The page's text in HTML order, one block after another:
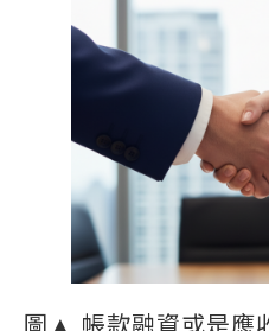
圖▲ 帳款融資或是應